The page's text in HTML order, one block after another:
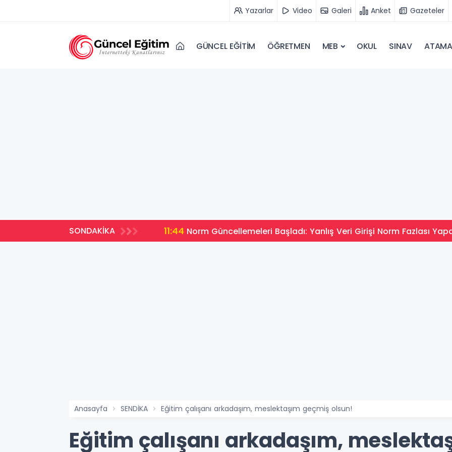
Yazarlar Video Galeri Anket Gazeteler
GÜNCEL EĞİTİM ÖĞRETMEN MEB OKUL SINAV ATAMA
SONDAKİKA 11:44 Norm Güncellemeleri Başladı: Yanlış Veri Girişi Norm Fazlası
Anasayfa SENDİKA Eğitim çalışanı arkadaşım, meslektaşım geçmiş olsun!
Eğitim çalışanı arkadaşım,